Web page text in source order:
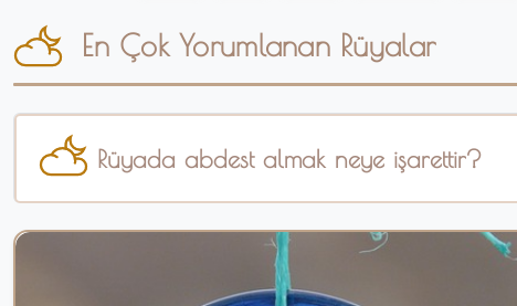
En Çok Yorumlanan Rüyalar
Rüyada abdest almak neye işarettir?